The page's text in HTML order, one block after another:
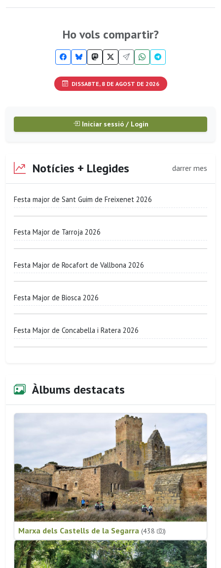
Ho vols compartir?
DISSABTE, 8 DE AGOST DE 2026
Iniciar sessió / Login
Notícies + Llegides darrer mes
Festa major de Sant Guim de Freixenet 2026
Festa Major de Tarroja 2026
Festa Major de Rocafort de Vallbona 2026
Festa Major de Biosca 2026
Festa Major de Concabella i Ratera 2026
Àlbums destacats
Marxa dels Castells de la Segarra (438 )